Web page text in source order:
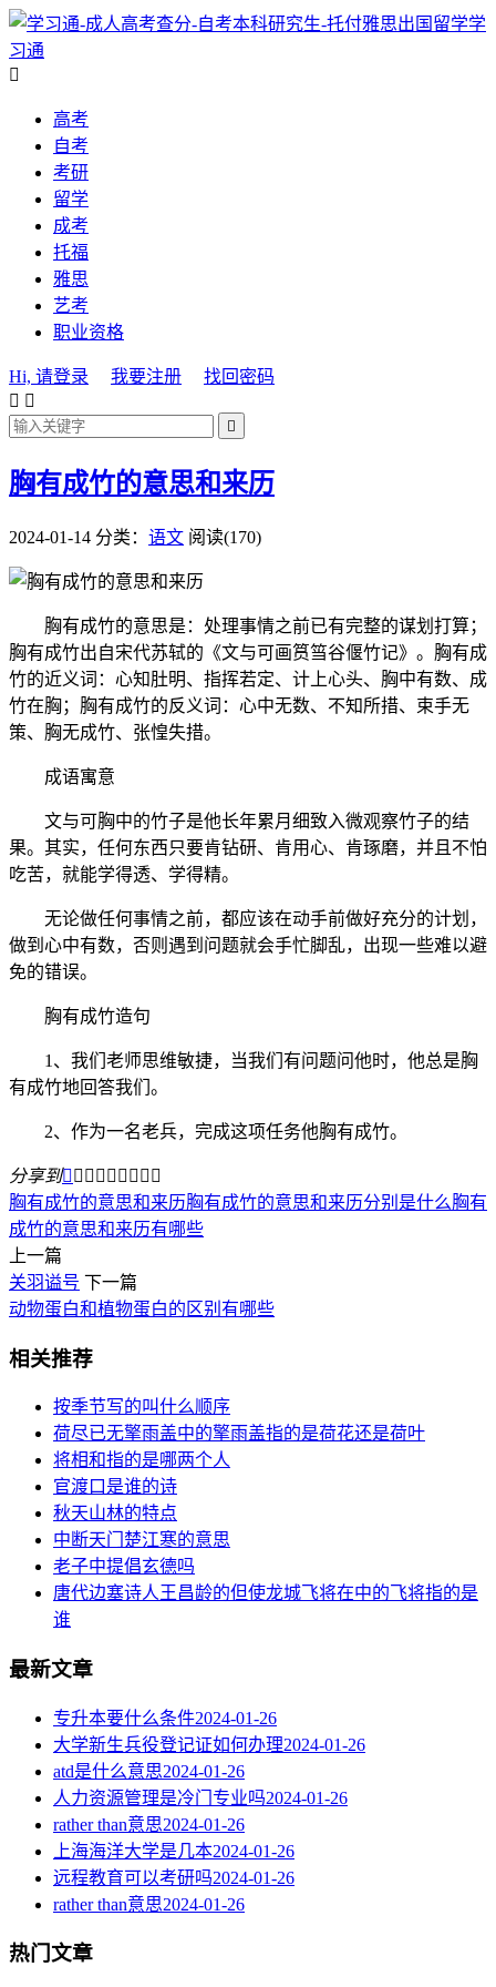
学
习通

高考
自考
考研
留学
成考
托福
雅思
艺考
职业资格
Hi, 请登录 我要注册
找回密码
 

胸有成竹的意思和来历
2024-01-14 分类： 语文 阅读(170)
胸有成竹的意思是：处理事情之前已有完整的谋划打算；
胸有成竹出自宋代苏轼的《文与可画筼筜谷偃竹记》。胸有成
竹的近义词：心知肚明、指挥若定、计上心头、胸中有数、成
竹在胸；胸有成竹的反义词：心中无数、不知所措、束手无
策、胸无成竹、张惶失措。
成语寓意
文与可胸中的竹子是他长年累月细致入微观察竹子的结
果。其实，任何东西只要肯钻研、肯用心、肯琢磨，并且不怕
吃苦，就能学得透、学得精。
无论做任何事情之前，都应该在动手前做好充分的计划，
做到心中有数，否则遇到问题就会手忙脚乱，出现一些难以避
免的错误。
胸有成竹造句
1、我们老师思维敏捷，当我们有问题问他时，他总是胸
有成竹地回答我们。
2、作为一名老兵，完成这项任务他胸有成竹。
分享到        
胸有成竹的意思和来历胸有成竹的意思和来历分别是什么胸有
成竹的意思和来历有哪些
上一篇
关羽谥号 下一篇
动物蛋白和植物蛋白的区别有哪些
相关推荐
按季节写的叫什么顺序
荷尽已无擎雨盖中的擎雨盖指的是荷花还是荷叶
将相和指的是哪两个人
官渡口是谁的诗
秋天山林的特点
中断天门楚江寒的意思
老子中提倡玄德吗
唐代边塞诗人王昌龄的但使龙城飞将在中的飞将指的是
谁
最新文章
专升本要什么条件2024-01-26
大学新生兵役登记证如何办理2024-01-26
atd是什么意思2024-01-26
人力资源管理是冷门专业吗2024-01-26
rather than意思2024-01-26
上海海洋大学是几本2024-01-26
远程教育可以考研吗2024-01-26
rather than意思2024-01-26
热门文章